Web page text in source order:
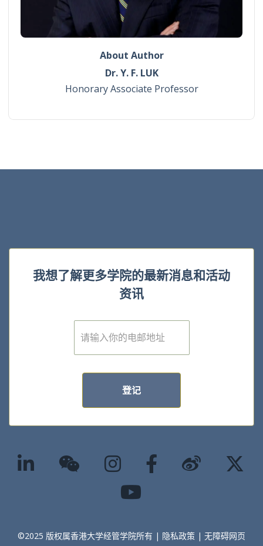
About Author
Dr. Y. F. LUK
Honorary Associate Professor
我想了解更多学院的最新消息和活动
资讯
E
m
登记
©2025 版权属香港大学经管学院所有 | 隐私政策 | 无障碍网页